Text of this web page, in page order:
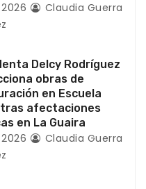
Claudia Guerra
Delcy Rodríguez
obras de
en Escuela
tras afectaciones
en La Guaira
Claudia Guerra